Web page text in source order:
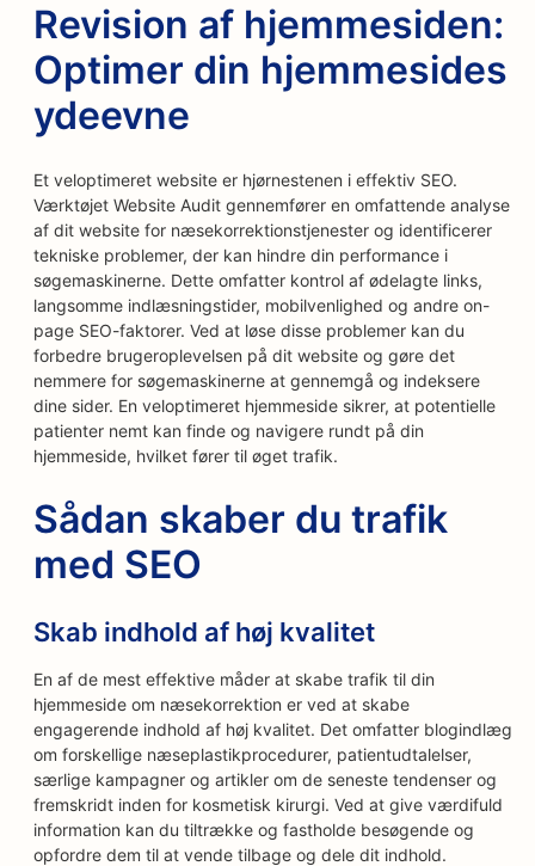
Revision af hjemmesiden:
Optimer din hjemmesides
ydeevne
Et veloptimeret website er hjørnestenen i effektiv SEO.
Værktøjet Website Audit gennemfører en omfattende analyse
af dit website for næsekorrektionstjenester og identificerer
tekniske problemer, der kan hindre din performance i
søgemaskinerne. Dette omfatter kontrol af ødelagte links,
langsomme indlæsningstider, mobilvenlighed og andre on-
page SEO-faktorer. Ved at løse disse problemer kan du
forbedre brugeroplevelsen på dit website og gøre det
nemmere for søgemaskinerne at gennemgå og indeksere
dine sider. En veloptimeret hjemmeside sikrer, at potentielle
patienter nemt kan finde og navigere rundt på din
hjemmeside, hvilket fører til øget trafik.
Sådan skaber du trafik
med SEO
Skab indhold af høj kvalitet
En af de mest effektive måder at skabe trafik til din
hjemmeside om næsekorrektion er ved at skabe
engagerende indhold af høj kvalitet. Det omfatter blogindlæg
om forskellige næseplastikprocedurer, patientudtalelser,
særlige kampagner og artikler om de seneste tendenser og
fremskridt inden for kosmetisk kirurgi. Ved at give værdifuld
information kan du tiltrække og fastholde besøgende og
opfordre dem til at vende tilbage og dele dit indhold.